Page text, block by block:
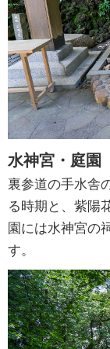
水神宮・庭園
裏参道の手水舎
る時期と、紫陽
園には水神宮の
す。